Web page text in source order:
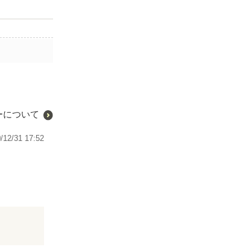
について
12/31 17:52
。